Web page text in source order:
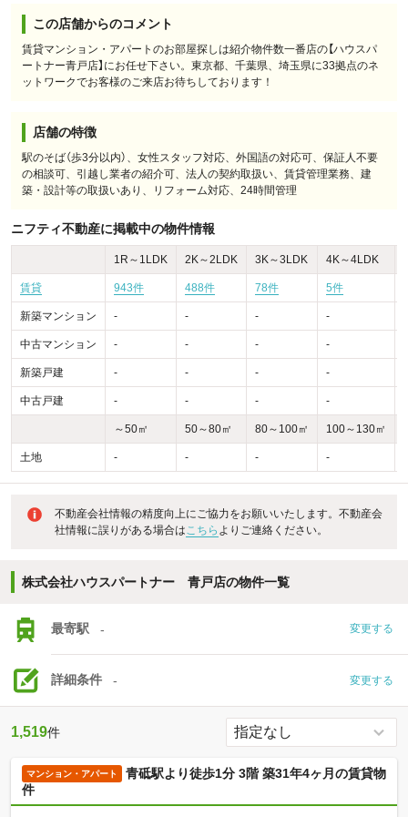
この店舗からのコメント
賃貸マンション・アパートのお部屋探しは紹介物件数一番店の【ハウスパ
ートナー青戸店】にお任せ下さい。東京都、千葉県、埼玉県に33拠点のネ
ットワークでお客様のご来店お待ちしております！
店舗の特徴
駅のそば（歩3分以内）、女性スタッフ対応、外国語の対応可、保証人不要
の相談可、引越し業者の紹介可、法人の契約取扱い、賃貸管理業務、建
築・設計等の取扱いあり、リフォーム対応、24時間管理
ニフティ不動産に掲載中の物件情報
1R～1LDK 2K～2LDK 3K～3LDK 4K～4LDK
賃貸 943件 488件 78件 5件
新築マンション - - - -
中古マンション - - - -
新築戸建 - - - -
中古戸建 - - - -
～50㎡ 50～80㎡ 80～100㎡ 100～130㎡
土地 - - - -
不動産会社情報の精度向上にご協力をお願いいたします。不動産会
社情報に誤りがある場合はこちら よりご連絡ください。
株式会社ハウスパートナー 青戸店の物件一覧
最寄駅 - 変更する
詳細条件 - 変更する
1,519件
マンション・アパート
青砥駅より徒歩1分 3階 築31年4ヶ月の賃貸物
件